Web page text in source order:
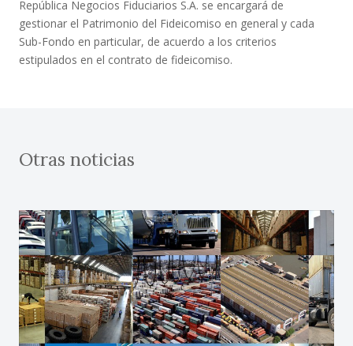
República Negocios Fiduciarios S.A. se encargará de
gestionar el Patrimonio del Fideicomiso en general y cada
Sub-Fondo en particular, de acuerdo a los criterios
estipulados en el contrato de fideicomiso.
Otras noticias